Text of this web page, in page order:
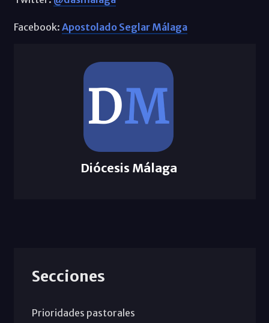
Facebook: Apostolado Seglar Málaga
Diócesis Málaga
Secciones
Prioridades pastorales